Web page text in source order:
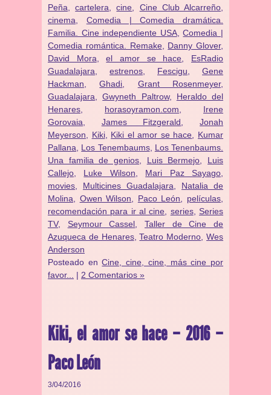
Peña ,cartelera ,cine Cine Club Alcarreño
cinema
Comedia | Comedia dramática.
Familia. Cine independiente USA,Comedia |
Comedia romántica. Remake, Danny Glover,
David Mora ,el amor se hace
EsRadio
Guadalajara
estrenos Fescigu
Gene
Hackman ,Ghadi Grant Rosenmeyer,
Guadalajara ,Gwyneth Paltrow, Heraldo del
Henares
horasoyramon.com
Irene
Gorovaia
James Fitzgerald ,Jonah
Meyerson
Kiki, Kiki el amor se hace
Kumar
Pallana
Los Tenembaums, Los Tenenbaums.
Una familia de genios
Luis Bermejo
Luis
Callejo
Luke Wilson Mari Paz Sayago
movies
Multicines Guadalajara
Natalia de
Molina
Owen Wilson Paco León películas
recomendación para ir al cine
series, Series
TV, Seymour Cassel ,Taller de Cine de
Azuqueca de Henares,Teatro Moderno ,Wes
Anderson
Posteado enCine, cine, cine, más cine por
favor...
| 2 Comentarios »
Kiki, el amor se hace – 2016 –
Paco León
3/04/2016